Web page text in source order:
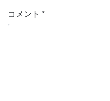
コメント *